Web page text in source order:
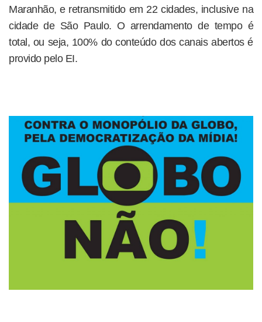
Maranhão, e retransmitido em 22 cidades, inclusive na
cidade de São Paulo. O arrendamento de tempo é
total, ou seja, 100% do conteúdo dos canais abertos é
provido pelo EI.